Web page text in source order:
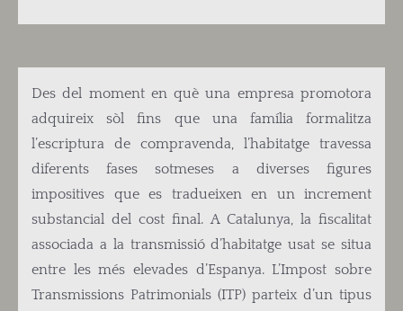
Des del moment en què una empresa promotora
adquireix sòl fins que una família formalitza
l’escriptura de compravenda, l’habitatge travessa
diferents fases sotmeses a diverses figures
impositives que es tradueixen en un increment
substancial del cost final. A Catalunya, la fiscalitat
associada a la transmissió d’habitatge usat se situa
entre les més elevades d’Espanya. L’Impost sobre
Transmissions Patrimonials (ITP) parteix d’un tipus